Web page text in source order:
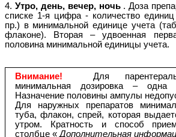
4. Утро, день, вечер, ночь . Доза
списке 1-я цифра - количество
пр.) в минимальной единице учета
флаконе). Вторая – удвоенная
половина минимальной единицы учета.
Внимание!
Для
минимальная дозировка – одна
Назначение половины ампулы
Для наружных препаратов
туба, флакон, спрей, которая
утром. Кратность и способ
столбце « Дополнительная